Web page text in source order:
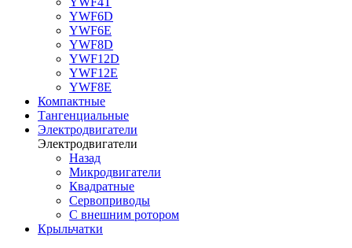
YWF6D
YWF6E
YWF8D
YWF12D
YWF12E
YWF8E
Компактные
Тангенциальные
Электродвигатели
Электродвигатели
Назад
Микродвигатели
Квадратные
Сервоприводы
С внешним ротором
Крыльчатки